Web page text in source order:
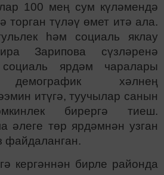
100 мең сум күләмендә
торган түләү өмет итә ала.
һәм социаль яклау
Зарипова сүзләренә
ярдәм чаралары
демографик хәлнең
итүгә, туучылар санын
бирергә тиеш.
әлеге төр ярдәмнән узган
файдаланган.
кергәннән бирле районда